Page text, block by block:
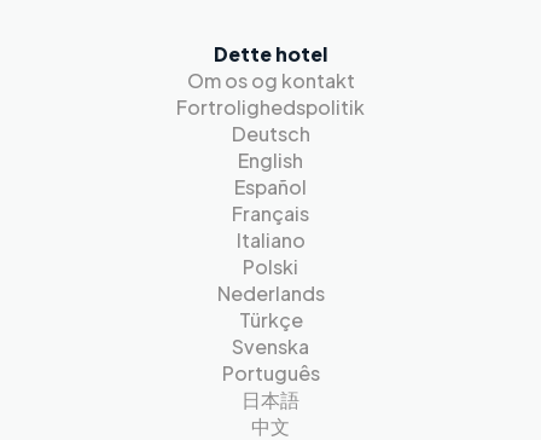
Dette hotel
Om os og kontakt
Fortrolighedspolitik
Deutsch
English
Español
Français
Italiano
Polski
Nederlands
Türkçe
Svenska
Português
日本語
中文